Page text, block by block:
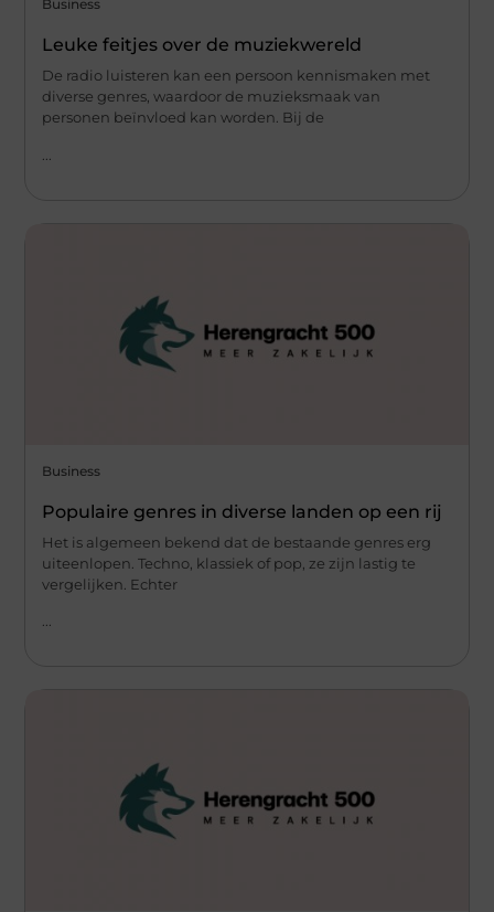
Business
Leuke feitjes over de muziekwereld
De radio luisteren kan een persoon kennismaken met
diverse genres, waardoor de muzieksmaak van
personen beïnvloed kan worden. Bij de
Business
Populaire genres in diverse landen op een rij
Het is algemeen bekend dat de bestaande genres erg
uiteenlopen. Techno, klassiek of pop, ze zijn lastig te
vergelijken. Echter